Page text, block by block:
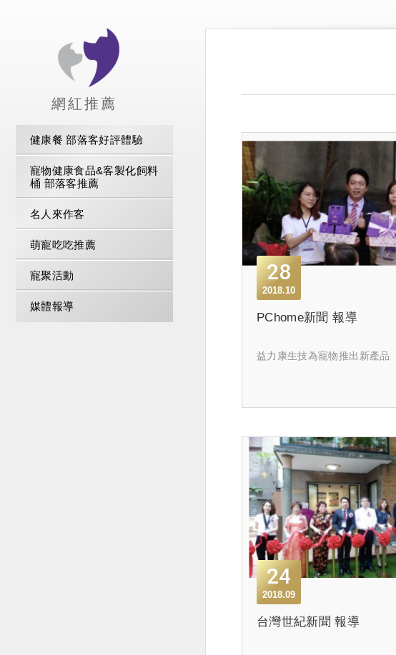
網紅推薦
健康餐 部落客好評體驗
寵物健康食品&客製化飼料
桶 部落客推薦
名人來作客
萌寵吃吃推薦
寵聚活動
媒體報導
28
2018.10
PChome新聞 報導
益力康生技為寵物推出新產品
24
2018.09
台灣世紀新聞 報導